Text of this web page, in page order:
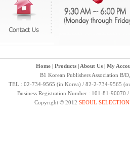
Home| Products| About Us| My
B1 Korean Publishers Association B/
TEL : 02-734-9565 (in Korea) / 82-2-734-9565
Business Registration Number : 101-81-
Copyright © 2012 SEOUL SELECTION